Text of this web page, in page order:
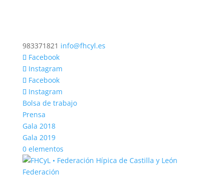
983371821 info@fhcyl.es
Facebook
Instagram
Facebook
Instagram
Bolsa de trabajo
Prensa
Gala 2018
Gala 2019
0 elementos
Federación